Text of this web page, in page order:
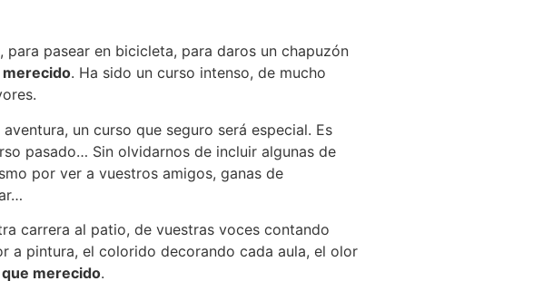
pasear en bicicleta, para daros un chapuzón
merecido. Ha sido un curso intenso, de mucho
un curso que seguro será especial. Es
pasado… Sin olvidarnos de incluir algunas de
por ver a vuestros amigos, ganas de
carrera al patio, de vuestras voces contando
a pintura, el colorido decorando cada aula, el olor
merecido.